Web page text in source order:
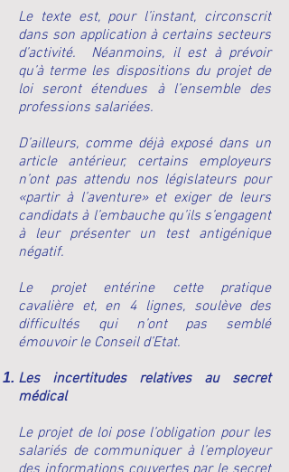
Le texte est, pour l’instant, circonscrit
dans son application à certains secteurs
d’activité. Néanmoins, il est à prévoir
qu’à terme les dispositions du projet de
loi seront étendues à l’ensemble des
professions salariées.
D’ailleurs, comme déjà exposé dans un
article antérieur, certains employeurs
n’ont pas attendu nos législateurs pour
«partir à l’aventure» et exiger de leurs
candidats à l’embauche qu’ils s’engagent
à leur présenter un test antigénique
négatif.
Le projet entérine cette pratique
cavalière et, en 4 lignes, soulève des
difficultés qui n’ont pas semblé
émouvoir le Conseil d’Etat.
Les incertitudes relatives au secret
médical
Le projet de loi pose l’obligation pour les
salariés de communiquer à l’employeur